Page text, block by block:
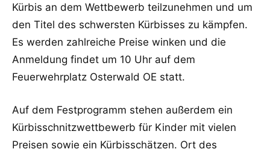
Kürbis an dem Wettbewerb teilzunehmen und um
den Titel des schwersten Kürbisses zu kämpfen.
Es werden zahlreiche Preise winken und die
Anmeldung findet um 10 Uhr auf dem
Feuerwehrplatz Osterwald OE statt.
Auf dem Festprogramm stehen außerdem ein
Kürbisschnitzwettbewerb für Kinder mit vielen
Preisen sowie ein Kürbisschätzen. Ort des